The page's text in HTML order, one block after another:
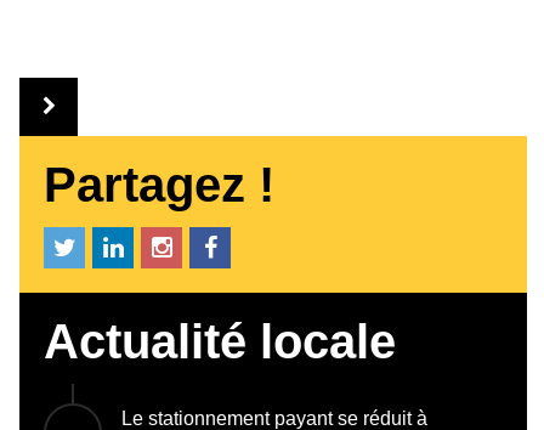
Partagez !
Actualité locale
Le stationnement payant se réduit à